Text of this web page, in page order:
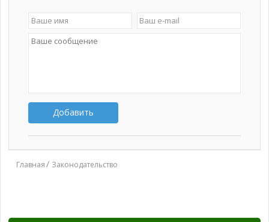
Добавить
Главная Законодательство